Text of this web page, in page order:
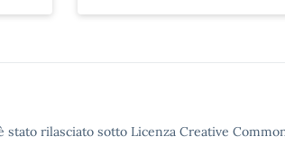
rilasciato sotto Licenza Creative